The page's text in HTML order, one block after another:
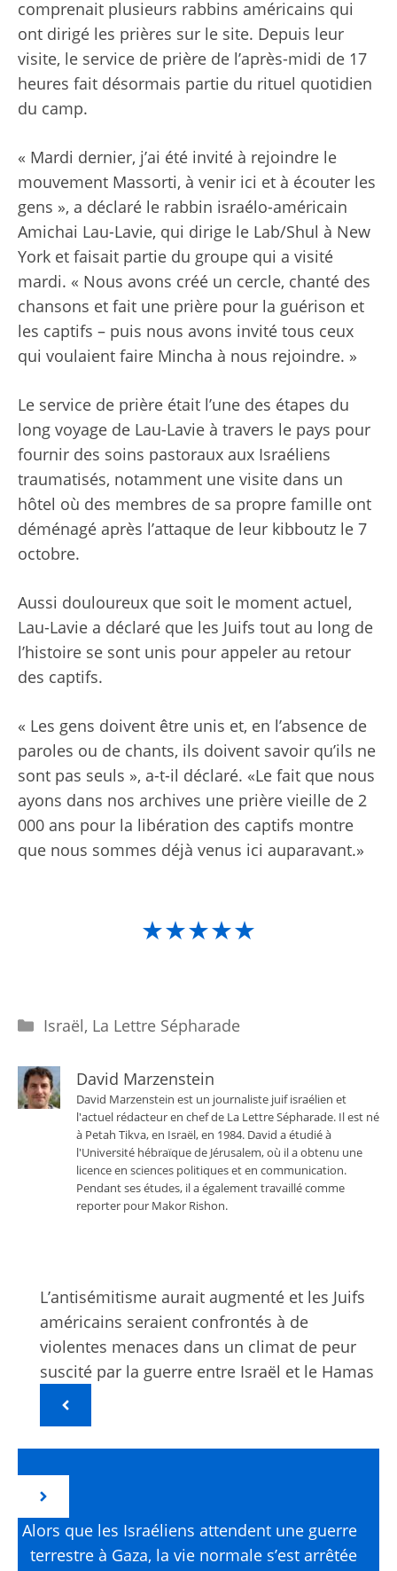
comprenait plusieurs rabbins américains qui
ont dirigé les prières sur le site. Depuis leur
visite, le service de prière de l’après-midi de 17
heures fait désormais partie du rituel quotidien
du camp.
« Mardi dernier, j’ai été invité à rejoindre le
mouvement Massorti, à venir ici et à écouter les
gens », a déclaré le rabbin israélo-américain
Amichai Lau-Lavie, qui dirige le Lab/Shul à New
York et faisait partie du groupe qui a visité
mardi. « Nous avons créé un cercle, chanté des
chansons et fait une prière pour la guérison et
les captifs – puis nous avons invité tous ceux
qui voulaient faire Mincha à nous rejoindre. »
Le service de prière était l’une des étapes du
long voyage de Lau-Lavie à travers le pays pour
fournir des soins pastoraux aux Israéliens
traumatisés, notamment une visite dans un
hôtel où des membres de sa propre famille ont
déménagé après l’attaque de leur kibboutz le 7
octobre.
Aussi douloureux que soit le moment actuel,
Lau-Lavie a déclaré que les Juifs tout au long de
l’histoire se sont unis pour appeler au retour
des captifs.
« Les gens doivent être unis et, en l’absence de
paroles ou de chants, ils doivent savoir qu’ils ne
sont pas seuls », a-t-il déclaré. «Le fait que nous
ayons dans nos archives une prière vieille de 2
000 ans pour la libération des captifs montre
que nous sommes déjà venus ici auparavant.»
★★★★★
Catégories
Israël, La Lettre Sépharade
David Marzenstein
David Marzenstein est un journaliste juif israélien et
l'actuel rédacteur en chef de La Lettre Sépharade. Il est né
à Petah Tikva, en Israël, en 1984. David a étudié à
l'Université hébraïque de Jérusalem, où il a obtenu une
licence en sciences politiques et en communication.
Pendant ses études, il a également travaillé comme
reporter pour Makor Rishon.
L’antisémitisme aurait augmenté et les Juifs
américains seraient confrontés à de
violentes menaces dans un climat de peur
suscité par la guerre entre Israël et le Hamas
Alors que les Israéliens attendent une guerre
terrestre à Gaza, la vie normale s’est arrêtée